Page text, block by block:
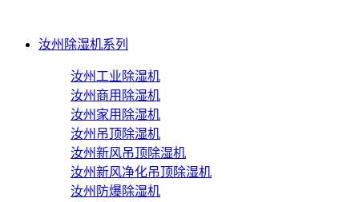
汝州除湿机系列
汝州工业除湿机
汝州商用除湿机
汝州家用除湿机
汝州吊顶除湿机
汝州新风吊顶除湿机
汝州新风净化吊顶除湿机
汝州防爆除湿机